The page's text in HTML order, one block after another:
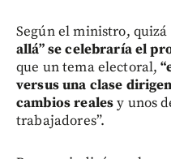
Según el ministro, quizá
allá” se celebraría el
que un tema electoral,
versus una clase
cambios realesy unos
trabajadores”.